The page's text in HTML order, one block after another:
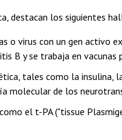
destacan los siguientes
o virus con un gen activo
B y se trabaja en
tales como la insulina,
molecular de los
el t-PA ("tissue